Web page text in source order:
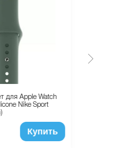
для Apple Watch
Nike Sport
Купить